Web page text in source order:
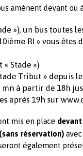
amènent devant ou
»), un bus toutes
RI » vous êtes
« Stade »)
Tribut » depuis
mn à partir de 18h
après 19h sur
mis en place
réservation)
également